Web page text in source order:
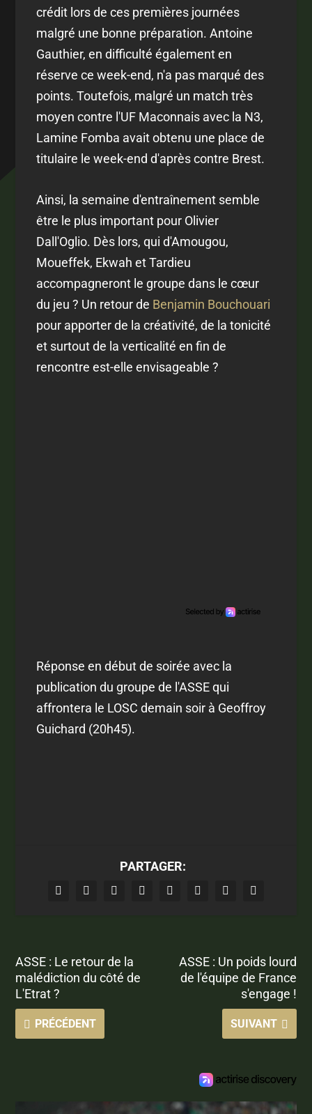
crédit lors de ces premières journées
malgré une bonne préparation. Antoine
Gauthier, en difficulté également en
réserve ce week-end, n'a pas marqué des
points. Toutefois, malgré un match très
moyen contre l'UF Maconnais avec la N3,
Lamine Fomba avait obtenu une place de
titulaire le week-end d'après contre Brest.
Ainsi, la semaine d'entraînement semble
être le plus important pour Olivier
Dall'Oglio. Dès lors, qui d'Amougou,
Moueffek, Ekwah et Tardieu
accompagneront le groupe dans le cœur
du jeu ? Un retour de Benjamin Bouchouari
pour apporter de la créativité, de la tonicité
et surtout de la verticalité en fin de
rencontre est-elle envisageable ?
Réponse en début de soirée avec la
publication du groupe de l'ASSE qui
affrontera le LOSC demain soir à Geoffroy
Guichard (20h45).
PARTAGER:
ASSE : Le retour de la
malédiction du côté de
L'Etrat ?
PRÉCÉDENT
ASSE : Un poids lourd
de l'équipe de France
s'engage !
SUIVANT